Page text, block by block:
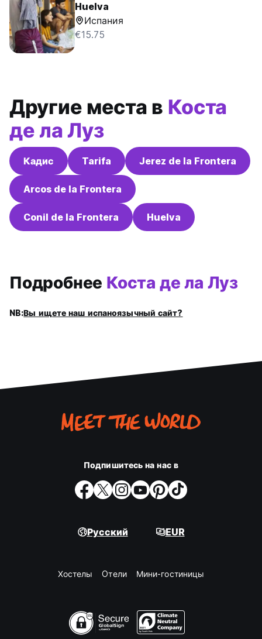
Huelva
Испания
€15.75
Другие места в Коста
де ла Луз
Кадис Tarifa Jerez de la Frontera
Arcos de la Frontera
Conil de la Frontera Huelva
Подробнее Коста де ла Луз
NB:Вы ищете наш испаноязычный сайт?
Подпишитесь на нас в
Русский EUR
Хостелы Oтели Мини-гостиницы